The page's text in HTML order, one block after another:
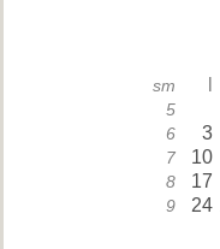
sm
5
6 3
7 10
8 17
9 24